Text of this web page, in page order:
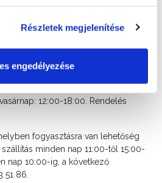
Részletek megjelenítése
engedélyezése
telefonszámon.
helyben való fogyasztás lehetséges
az étterem terasza nyitva tart.
12:00-18:00. Rendelés
fogyasztásra van lehetőség
minden nap 11:00-től 15:00-
nap 10:00-ig, a következő
51 86.